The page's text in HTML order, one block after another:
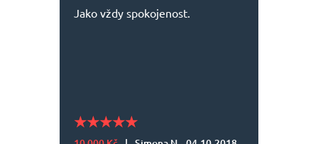
Jako vždy spokojenost.